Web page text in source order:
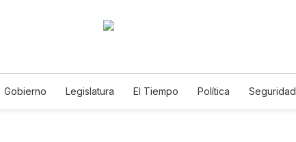
Gobierno Legislatura El Tiempo Política Seguridad